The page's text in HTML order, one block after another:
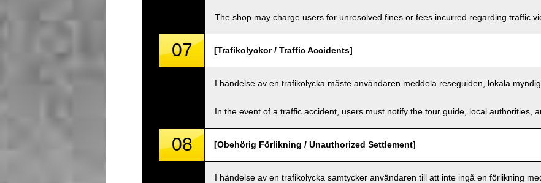
The shop may charge users for unresolved fines or fees incurred regarding traffic
07 [Trafikolyckor / Traffic Accidents]
I händelse av en trafikolycka måste användaren meddela reseguiden, lokala
In the event of a traffic accident, users must notify the tour guide, local authorities,
08 [Obehörig Förlikning / Unauthorized Settlement]
I händelse av en trafikolycka samtycker användaren till att inte ingå en förlikning